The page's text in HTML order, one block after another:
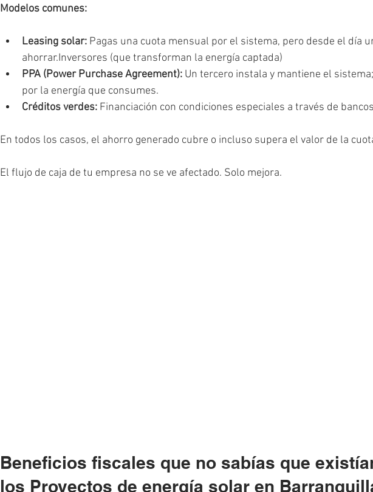
Modelos comunes:
Leasing solar: Pagas una cuota mensual por el sistema, pero desde el día
ahorrar.Inversores (que transforman la energía captada)
PPA (Power Purchase Agreement): Un tercero instala y mantiene el
por la energía que consumes.
Créditos verdes: Financiación con condiciones especiales a través de
En todos los casos, el ahorro generado cubre o incluso supera el valor de la
El flujo de caja de tu empresa no se ve afectado. Solo mejora.
Beneficios fiscales que no sabías que
los Proyectos de energía solar en